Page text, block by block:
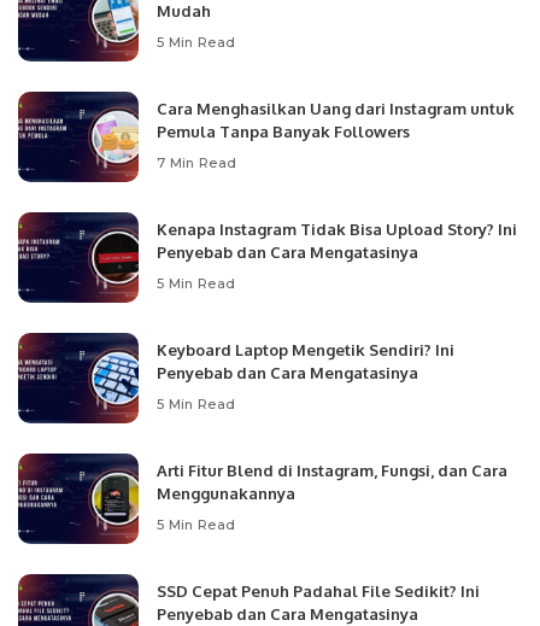
Mudah
5 Min Read
Cara Menghasilkan Uang dari Instagram untuk
Pemula Tanpa Banyak Followers
7 Min Read
Kenapa Instagram Tidak Bisa Upload Story? Ini
Penyebab dan Cara Mengatasinya
5 Min Read
Keyboard Laptop Mengetik Sendiri? Ini
Penyebab dan Cara Mengatasinya
5 Min Read
Arti Fitur Blend di Instagram, Fungsi, dan Cara
Menggunakannya
5 Min Read
SSD Cepat Penuh Padahal File Sedikit? Ini
Penyebab dan Cara Mengatasinya